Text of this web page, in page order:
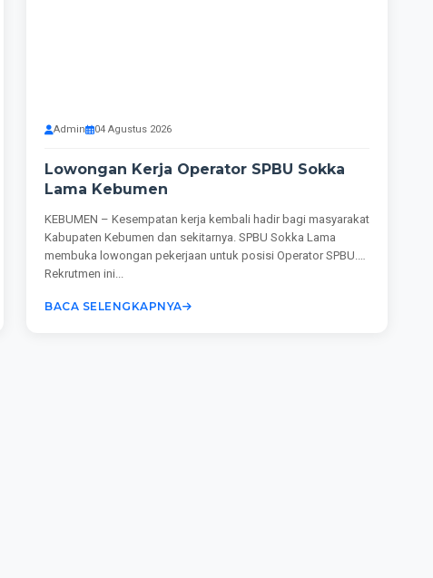
Admin 04 Agustus 2026
Lowongan Kerja Operator SPBU Sokka
Lama Kebumen
KEBUMEN – Kesempatan kerja kembali hadir bagi masyarakat
Kabupaten Kebumen dan sekitarnya. SPBU Sokka Lama
membuka lowongan pekerjaan untuk posisi Operator SPBU.
Rekrutmen ini...
BACA SELENGKAPNYA